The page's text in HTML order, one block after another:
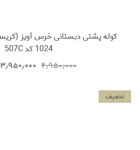
1024 کد 507C
۴٫۹۵۰٫۰۰۰ ۳٫۹۵۰٫۰۰۰
تخفیف